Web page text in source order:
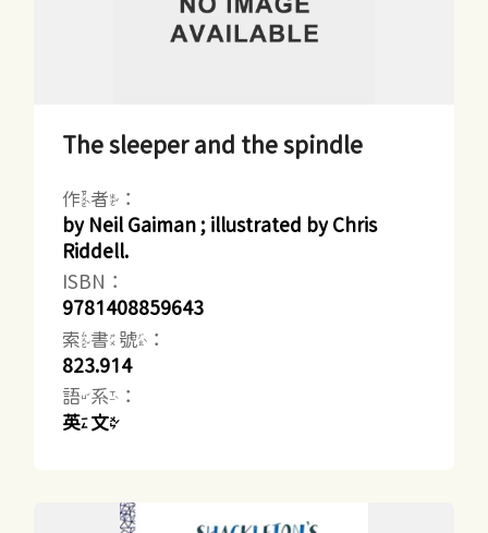
The sleeper and the spindle
作者：
by Neil Gaiman ; illustrated by Chris
Riddell.
ISBN：
9781408859643
索書號：
823.914
語系：
英文